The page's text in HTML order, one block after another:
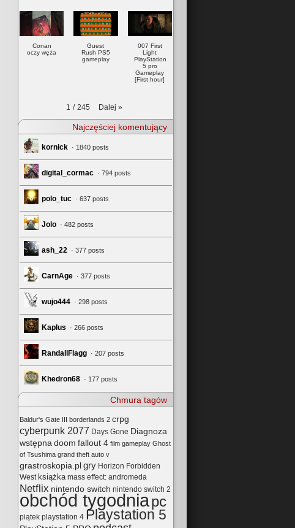
Conan
oczy węża
Guest
Rush PS5
gameplay
007 First
Light
PlayStation
5 pro
Gameplay
[First hour]
1 / 245 Dalej »
Najczęściej komentujący
kornick · 1840 posts
digital_cormac · 794 posts
polo_tuc · 637 posts
Jolo · 482 posts
ash_22 · 377 posts
CarnAge · 377 posts
wujo444 · 298 posts
Kaplus · 266 posts
RandallFlagg · 207 posts
Khedron68 · 177 posts
Chmura tagów
Baldur's Gate III borderlands 2 crpg
cyberpunk 2077 Days Gone Diagnoza
wstępnadoom fallout 4 film gameplay Ghost
of Tsushima grand theft auto v
grastroskopia.pl gry Horizon Forbidden
West książka mass effect: andromeda
Netflix nintendo switch nintendo switch 2
obchód tygodniapc
piątek playstation 4 Playstation 5